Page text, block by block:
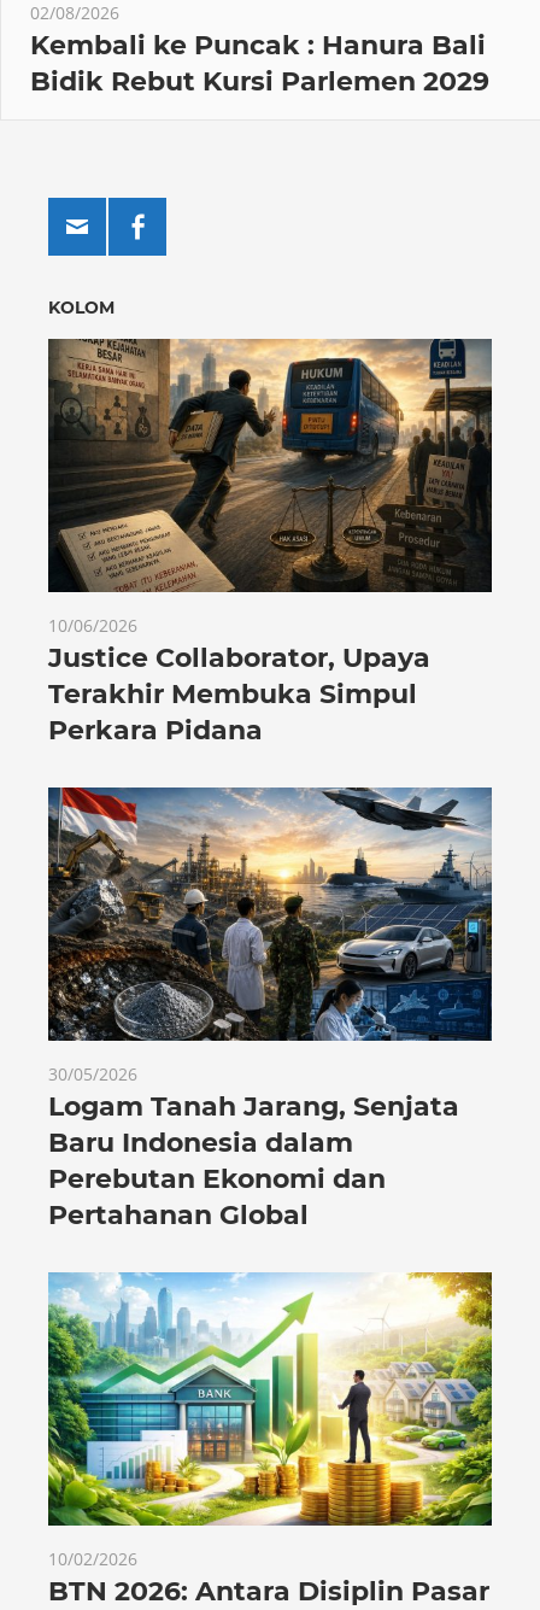
02/08/2026
Kembali ke Puncak : Hanura Bali
Bidik Rebut Kursi Parlemen 2029
KOLOM
10/06/2026
Justice Collaborator, Upaya
Terakhir Membuka Simpul
Perkara Pidana
30/05/2026
Logam Tanah Jarang, Senjata
Baru Indonesia dalam
Perebutan Ekonomi dan
Pertahanan Global
10/02/2026
BTN 2026: Antara Disiplin Pasar